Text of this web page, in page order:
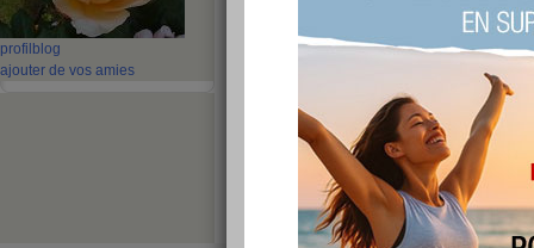
profil blog
ajouter de vos amies
Petit
publié le 10/08/2009 à 14:31